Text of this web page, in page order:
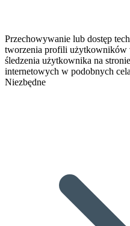
Przechowywanie lub dostęp
tworzenia profili użytkowników
śledzenia użytkownika na
internetowych w podobnych
Niezbędne